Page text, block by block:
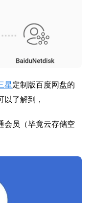
星定制版百度网盘的
了解到，
会员（毕竟云存储空